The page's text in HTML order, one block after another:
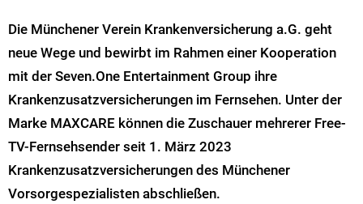
Die Münchener Verein Krankenversicherung a.G. geht
neue Wege und bewirbt im Rahmen einer Kooperation
mit der Seven.One Entertainment Group ihre
Krankenzusatzversicherungen im Fernsehen. Unter der
Marke MAXCARE können die Zuschauer mehrerer Free-
TV-Fernsehsender seit 1. März 2023
Krankenzusatzversicherungen des Münchener
Vorsorgespezialisten abschließen.